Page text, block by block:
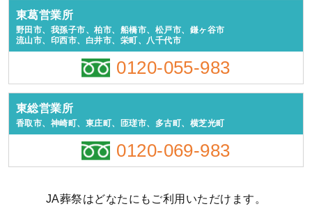
東葛営業所
野田市、我孫子市、柏市、船橋市、松戸市、鎌ヶ谷市
流山市、印西市、白井市、栄町、八千代市
0120-055-983
東総営業所
香取市、神崎町、東庄町、匝瑳市、多古町、横芝光町
0120-069-983
JA葬祭はどなたにもご利用いただけます。